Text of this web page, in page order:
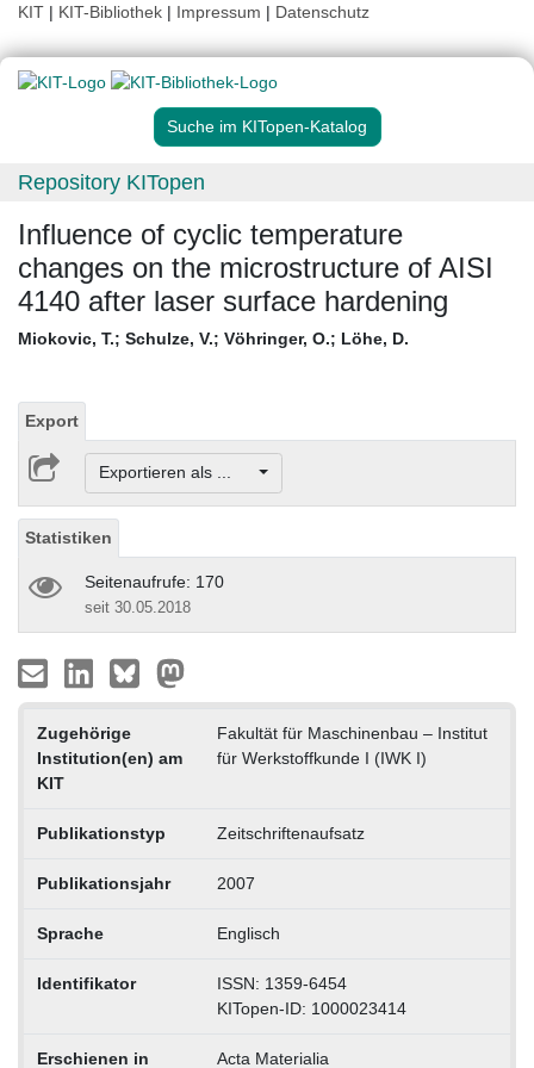
KIT | KIT-Bibliothek | Impressum | Datenschutz
Suche im KITopen-Katalog
Repository KITopen
Influence of cyclic temperature
changes on the microstructure of AISI
4140 after laser surface hardening
Miokovic, T.; Schulze, V.; Vöhringer, O.; Löhe, D.
Export
Exportieren als ...
Statistiken
Seitenaufrufe: 170
seit 30.05.2018
Zugehörige
Institution(en) am
KIT
Fakultät für Maschinenbau – Institut
für Werkstoffkunde I (IWK I)
Publikationstyp Zeitschriftenaufsatz
Publikationsjahr 2007
Sprache Englisch
Identifikator
ISSN: 1359-6454
KITopen-ID: 1000023414
Erschienen in Acta Materialia